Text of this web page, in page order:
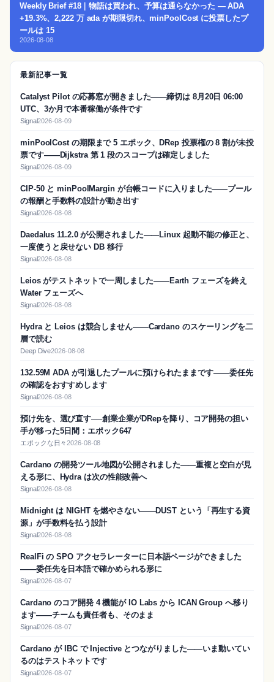
Weekly Brief #18｜物語は買われ、予算は通らなかった — ADA
+19.3%、2,222 万 ada が期限切れ、minPoolCost に投票したプ
ールは 15
2026-08-08
最新記事一覧
Catalyst Pilot の応募窓が開きました——締切は 8月20日 06:00
UTC、3か月で本番稼働が条件です
Signal2026-08-09
minPoolCost の期限まで 5 エポック、DRep 投票権の 8 割が未投
票です——Dijkstra 第 1 段のスコープは確定しました
Signal2026-08-09
CIP-50 と minPoolMargin が台帳コードに入りました——プール
の報酬と手数料の設計が動き出す
Signal2026-08-08
Daedalus 11.2.0 が公開されました——Linux 起動不能の修正と、
一度使うと戻せない DB 移行
Signal2026-08-08
Leios がテストネットで一周しました——Earth フェーズを終え
Water フェーズへ
Signal2026-08-08
Hydra と Leios は競合しません——Cardano のスケーリングを二
層で読む
Deep Dive2026-08-08
132.59M ADA が引退したプールに預けられたままです——委任先
の確認をおすすめします
Signal2026-08-08
預け先を、選び直す──創業企業がDRepを降り、コア開発の担い
手が移った5日間：エポック647
エポックな日々2026-08-08
Cardano の開発ツール地図が公開されました——重複と空白が見
える形に、Hydra は次の性能改善へ
Signal2026-08-08
Midnight は NIGHT を燃やさない——DUST という「再生する資
源」が手数料を払う設計
Signal2026-08-08
RealFi の SPO アクセラレーターに日本語ページができました
——委任先を日本語で確かめられる形に
Signal2026-08-07
Cardano のコア開発 4 機能が IO Labs から ICAN Group へ移り
ます——チームも責任者も、そのまま
Signal2026-08-07
Cardano が IBC で Injective とつながりました——いま動いてい
るのはテストネットです
Signal2026-08-07